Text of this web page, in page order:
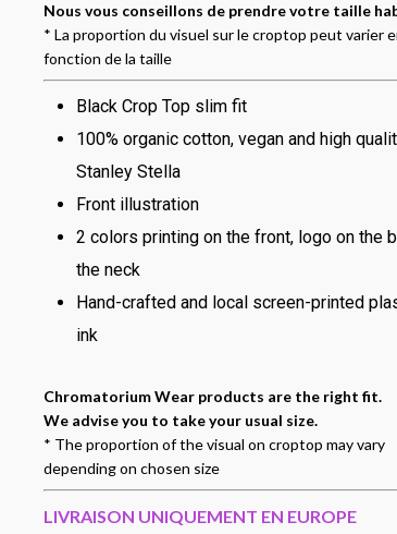
Nous vous conseillons de prendre votre taille
* La proportion du visuel sur le croptop peut varier
fonction de la taille
Black Crop Top slim fit
100% organic cotton, vegan and high
Stanley Stella
Front illustration
2 colors printing on the front, logo on the
the neck
Hand-crafted and local screen-printed
ink
Chromatorium Wear products are the right fit.
We advise you to take your usual size.
* The proportion of the visual on croptop may vary
depending on chosen size
LIVRAISON UNIQUEMENT EN EUROPE